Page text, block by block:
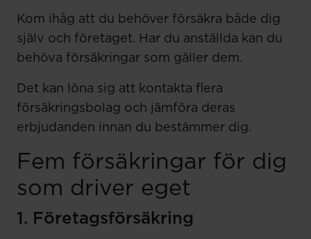
Kom ihåg att du behöver försäkra både dig
själv och företaget. Har du anställda kan du
behöva försäkringar som gäller dem.
Det kan löna sig att kontakta flera
försäkringsbolag och jämföra deras
erbjudanden innan du bestämmer dig.
Fem försäkringar för dig
som driver eget
1. Företagsförsäkring